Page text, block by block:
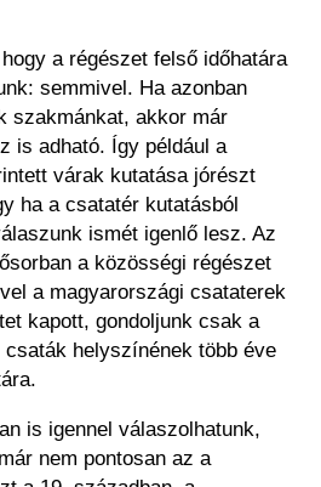
a régészet felső időhatára
semmivel. Ha azonban
szakmánkat, akkor már
is adható. Így például a
várak kutatása jórészt
ha a csatatér kutatásból
ismét igenlő lesz. Az
a közösségi régészet
a magyarországi csataterek
kapott, gondoljunk csak a
helyszínének több éve
is igennel válaszolhatunk,
nem pontosan az a